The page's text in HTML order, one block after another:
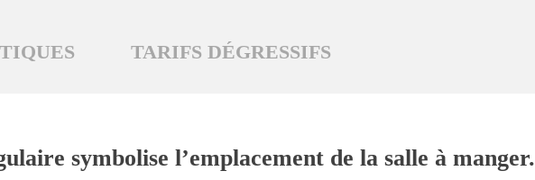
TARIFS DÉGRESSIFS
symbolise l’emplacement de la salle à manger.